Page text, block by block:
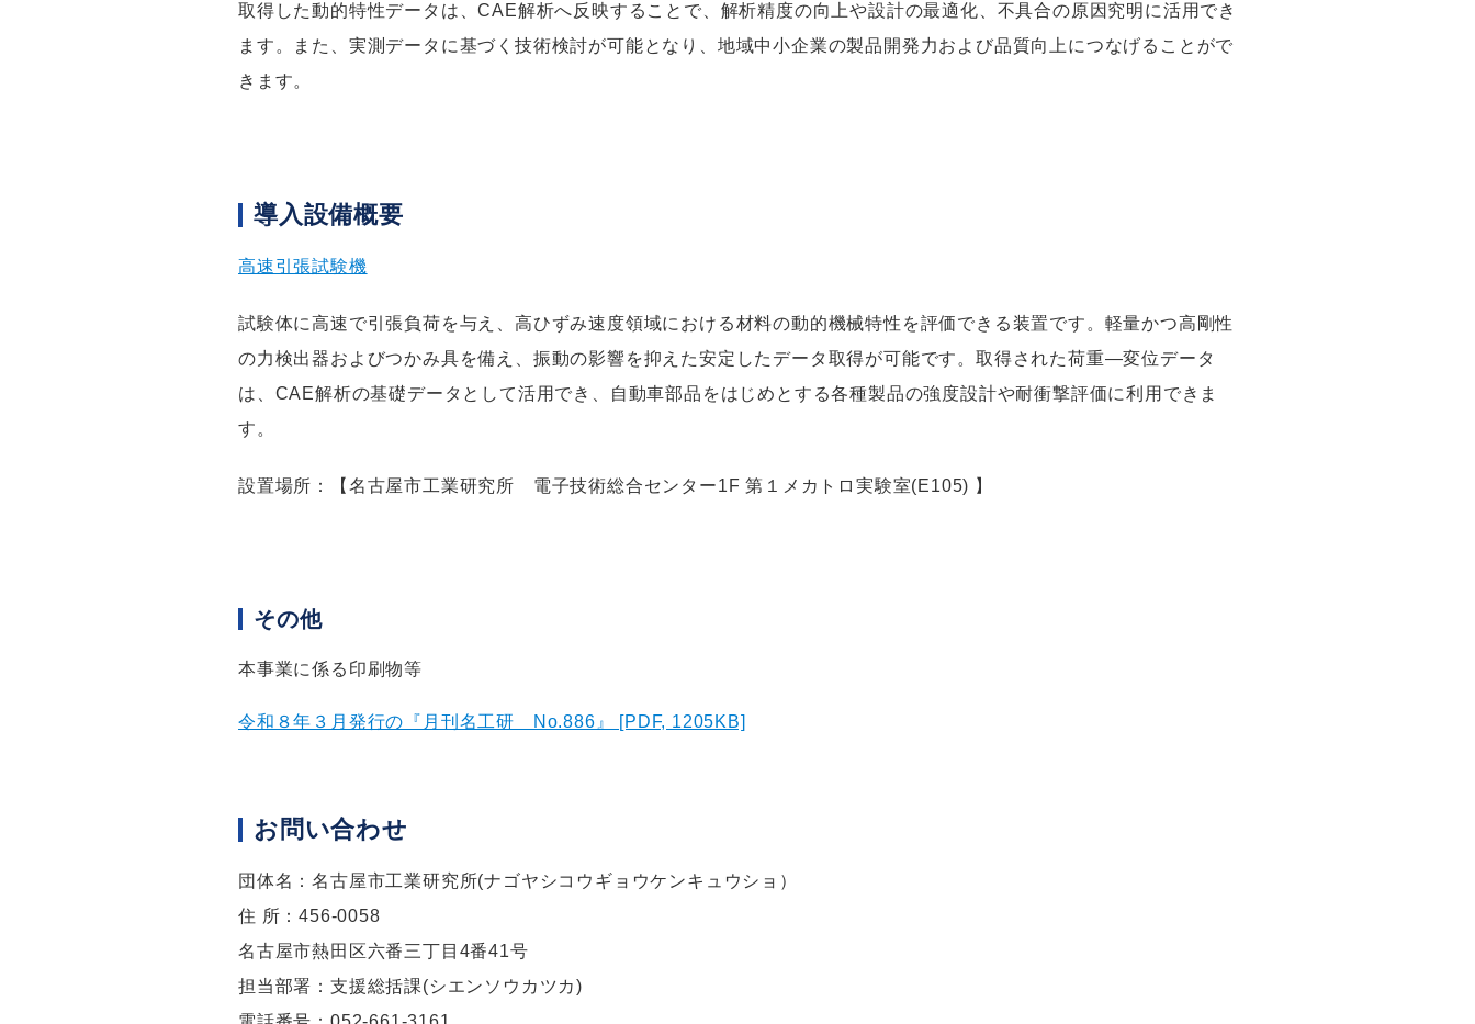
取得した動的特性データは、CAE解析へ反映することで、解析精度の向上や設計の最適化、不具合の原因究明に活用でき
ます。また、実測データに基づく技術検討が可能となり、地域中小企業の製品開発力および品質向上につなげることがで
きます。
導入設備概要
高速引張試験機
試験体に高速で引張負荷を与え、高ひずみ速度領域における材料の動的機械特性を評価できる装置です。軽量かつ高剛性
の力検出器およびつかみ具を備え、振動の影響を抑えた安定したデータ取得が可能です。取得された荷重―変位データ
は、CAE解析の基礎データとして活用でき、自動車部品をはじめとする各種製品の強度設計や耐衝撃評価に利用できま
す。
設置場所：【名古屋市工業研究所 電子技術総合センター1F 第１メカトロ実験室(E105) 】
その他
本事業に係る印刷物等
令和８年３月発行の『月刊名工研 No.886』 [PDF, 1205KB]
お問い合わせ
団体名：名古屋市工業研究所(ナゴヤシコウギョウケンキュウショ）
住 所：456­­­­-0058
名古屋市熱田区六番三丁目4番41号
担当部署：支援総括課(シエンソウカツカ)